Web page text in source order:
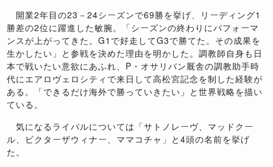
開業2年目の23－24シーズンで69勝を挙げ、リーディング1
勝差の2位に躍進した敏腕。「シーズンの終わりにパフォーマ
ンスが上がってきた。G1で好走してG3で勝てた。その成果を
生かしたい」と参戦を決めた理由を明かした。調教師自身も日
本で戦いたい意欲にあふれ、P・オサリバン厩舎の調教助手時
代にエアロヴェロシティで来日して高松宮記念を制した経験が
ある。「できるだけ海外で勝っていきたい」と世界戦略を描い
ている。
気になるライバルについては「サトノレーヴ、マッドクー
ル、ビクターザウィナー、ママコチャ」と4頭の名前を挙げ
た。